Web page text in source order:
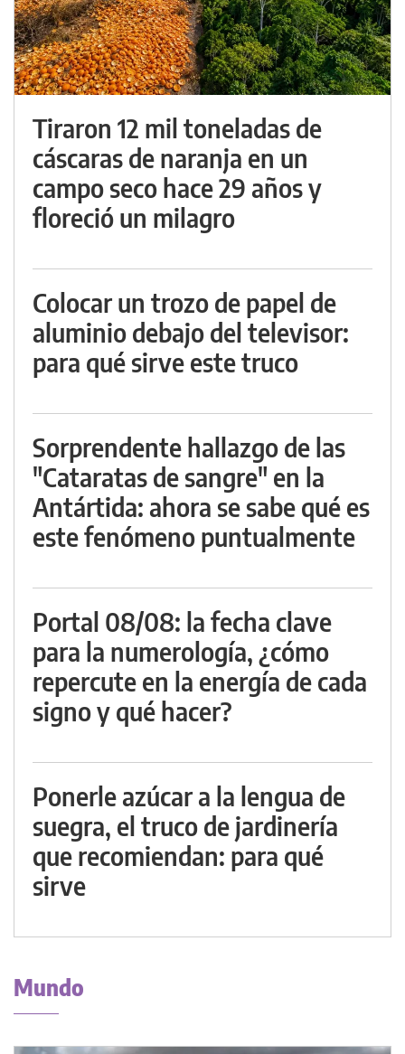
Tiraron 12 mil toneladas de
cáscaras de naranja en un
campo seco hace 29 años y
floreció un milagro
Colocar un trozo de papel de
aluminio debajo del televisor:
para qué sirve este truco
Sorprendente hallazgo de las
"Cataratas de sangre" en la
Antártida: ahora se sabe qué es
este fenómeno puntualmente
Portal 08/08: la fecha clave
para la numerología, ¿cómo
repercute en la energía de cada
signo y qué hacer?
Ponerle azúcar a la lengua de
suegra, el truco de jardinería
que recomiendan: para qué
sirve
Mundo